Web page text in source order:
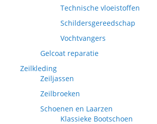
Technische vloeistoffen
Schildersgereedschap
Vochtvangers
Gelcoat reparatie
Zeilkleding
Zeiljassen
Zeilbroeken
Schoenen en Laarzen
Klassieke Bootschoen